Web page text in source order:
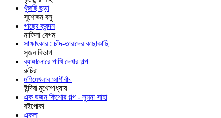
খুঁজছি ছড়া
সুশোভন বসু
গাছের ক্রন্দন
নাফিসা বেগম
সাক্ষাৎকার : চাঁদ-তারাদের কাছাকাছি
সৃজন বিভাগ
ব্যাঙ্গালোরে পাখি দেখার গল্প
রুচিরা
মণিমেখলার আশীর্বাদ
ইন্দিরা মুখোপাধ্যায়
এক ডজন কিশোর গল্প - সুমনা সাহা
বইপোকা
একলা